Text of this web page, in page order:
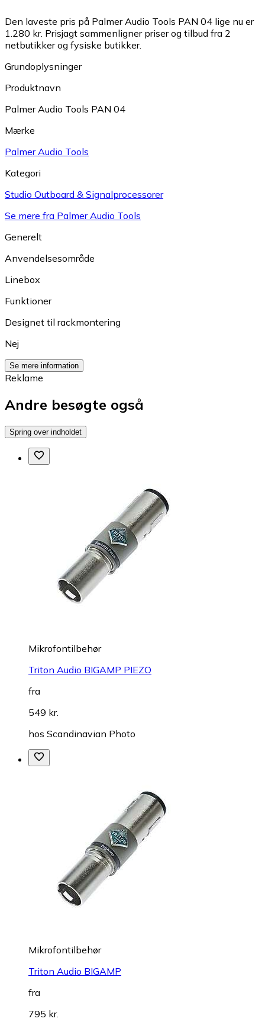
Den laveste pris på Palmer Audio Tools PAN 04 lige nu er
1.280 kr. Prisjagt sammenligner priser og tilbud fra 2
netbutikker og fysiske butikker.
Grundoplysninger
Produktnavn
Palmer Audio Tools PAN 04
Mærke
Palmer Audio Tools
Kategori
Studio Outboard & Signalprocessorer
Se mere fra Palmer Audio Tools
Generelt
Anvendelsesområde
Linebox
Funktioner
Designet til rackmontering
Nej
Se mere information
Reklame
Andre besøgte også
Spring over indholdet
Mikrofontilbehør
Triton Audio BIGAMP PIEZO
fra
549 kr.
hos Scandinavian Photo
Mikrofontilbehør
Triton Audio BIGAMP
fra
795 kr.